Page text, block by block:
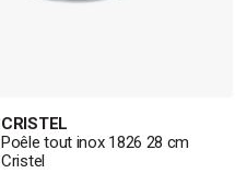
CRISTEL
Poêle tout inox 1826 28 cm
Cristel